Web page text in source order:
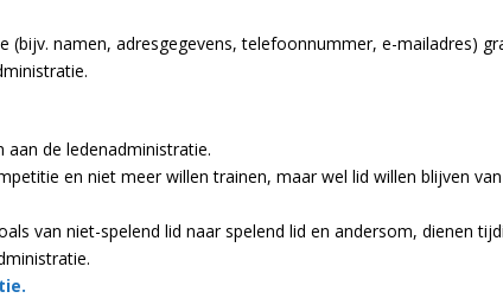
(bijv. namen, adresgegevens, telefoonnummer, e-mailadres)
de ledenadministratie.
en niet meer willen trainen, maar wel lid willen blijven
van niet-spelend lid naar spelend lid en andersom, dienen